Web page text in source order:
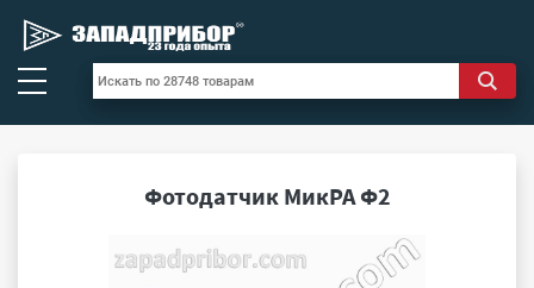
Фотодатчик МикРА Ф2